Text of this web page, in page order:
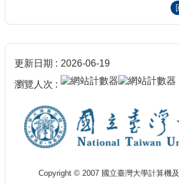
更新日期 2026-06-19
瀏覽人次
Copyright © 2007 國立臺灣大學計算機及